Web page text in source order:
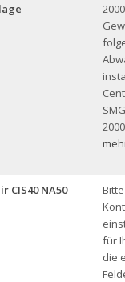
CIS40 NA50
für
die